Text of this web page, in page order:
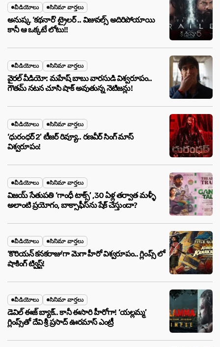
వీడియోలు సినిమా వార్తలు
అనుష్క ‘కథనార్’ ట్రైలర్ .. విజువల్స్ అదిరిపోయాయి
కానీ ఆ ఒక్కటే లోటు!!
వీడియోలు సినిమా వార్తలు
వైరల్ వీడియో: మహేష్ బాబు వారసుడి విశ్వరూపం..
గౌతమ్ నటన చూసి షాక్ అవుతున్న నెటిజన్లు!
వీడియోలు సినిమా వార్తలు
‘ధురంధర్ 2’ టీజర్ రివ్యూ.. రణవీర్ సింగ్ మాస్
విశ్వరూపం!
వీడియోలు సినిమా వార్తలు
విజయ్ సేతుపతి ‘గాంధీ టాక్స్’ ,30 ఏళ్ల తర్వాత మళ్ళీ
అలాంటి ప్రయోగం, బాక్సాఫీస్‌ను షేక్ చేస్తుందా?
వీడియోలు సినిమా వార్తలు
‘కొరియన్ కనకరాజు’గా మెగా హీరో విశ్వరూపం.. గ్లింప్స్ లో
షాకింగ్ ట్విస్ట్!
వీడియోలు సినిమా వార్తలు
డెవిల్ ఈజ్ బ్యాక్.. కానీ ఈసారి హీరోగా! ‘యల్లమ్మ’
గ్లింప్స్‌తో దేవి శ్రీ ప్రసాద్ ఊరమాస్ ఎంట్రీ